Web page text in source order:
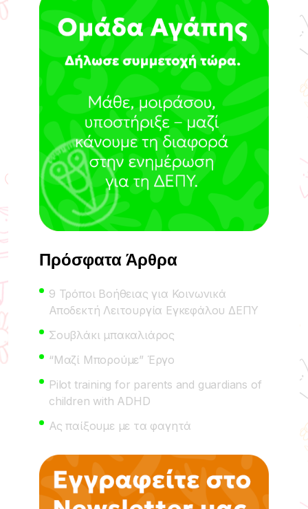
Πρόσφατα Άρθρα
9 Τρόποι Βοήθειας για Κοινωνικά
Αποδεκτή Λειτουργία Εγκεφάλου ΔΕΠΥ
Σουβλάκι μπακαλιάρος
“Μαζί Μπορούμε” Έργο
Pilot training for parents and guardians of
children with ADHD
Ας παίξουμε με τα φαγητά